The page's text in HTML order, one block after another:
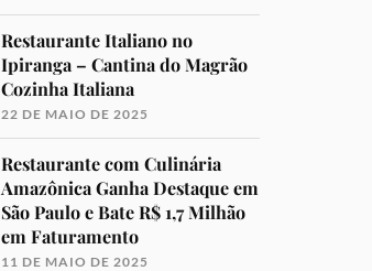
Restaurante Italiano no
Ipiranga – Cantina do Magrão
Cozinha Italiana
22 DE MAIO DE 2025
Restaurante com Culinária
Amazônica Ganha Destaque em
São Paulo e Bate R$ 1,7 Milhão
em Faturamento
11 DE MAIO DE 2025